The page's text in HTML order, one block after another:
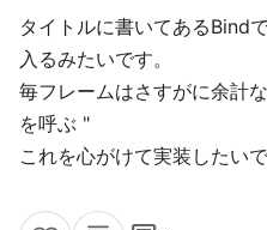
タイトルに書いてあるBind
入るみたいです。
毎フレームはさすがに余計
を呼ぶ "
これを心がけて実装したいで